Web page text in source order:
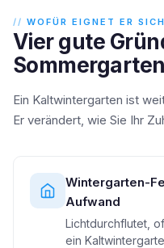
WOFÜR EIGNET ER
Vier gute
Sommergarten
Ein Kaltwintergarten ist
Er verändert, wie Sie Ihr
Wintergarten-
Aufwand
Lichtdurchflutet,
ein